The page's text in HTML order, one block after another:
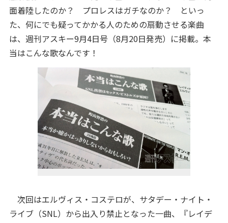
面着陸したのか？ プロレスはガチなのか？ といっ
た、何にでも疑ってかかる人のための扇動させる楽曲
は、週刊アスキー9月4日号（8月20日発売）に掲載。本
当はこんな歌なんです！
次回はエルヴィス・コステロが、サタデー・ナイト・
ライブ（SNL）から出入り禁止となった一曲、『レイデ